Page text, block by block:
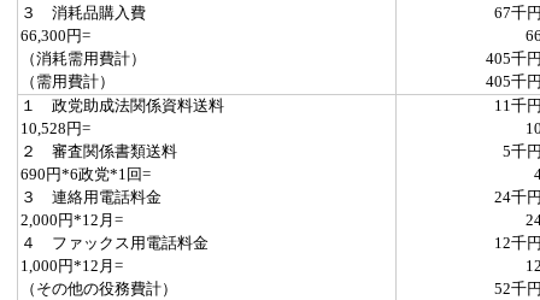
３ 消耗品購入費
67千
66,300円=
（消耗需用費計）
405千
（需用費計）
405千
１ 政党助成法関係資料送料
11千
10,528円=
２ 審査関係書類送料
5千
690円*6政党*1回=
３ 連絡用電話料金
24千
2,000円*12月=
４ ファックス用電話料金
12千
1,000円*12月=
（その他の役務費計）
52千